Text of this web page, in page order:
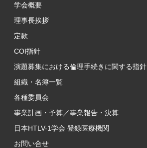
学会概要
理事長挨拶
定款
COI指針
演題募集における倫理手続きに関する指針
組織・名簿一覧
各種委員会
事業計画・予算／事業報告・決算
日本HTLV-1学会 登録医療機関
お問い合せ